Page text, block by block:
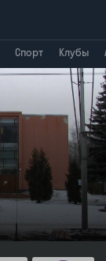
Спорт Клубы